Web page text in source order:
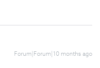
Forum|Forum|10 months ago